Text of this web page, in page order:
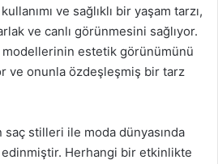
ve sağlıklı bir yaşam tarzı,
ve canlı görünmesini sağlıyor.
modellerinin estetik görünümünü
ve onunla özdeşleşmiş bir tarz
saç stilleri ile moda dünyasında
Herhangi bir etkinlikte